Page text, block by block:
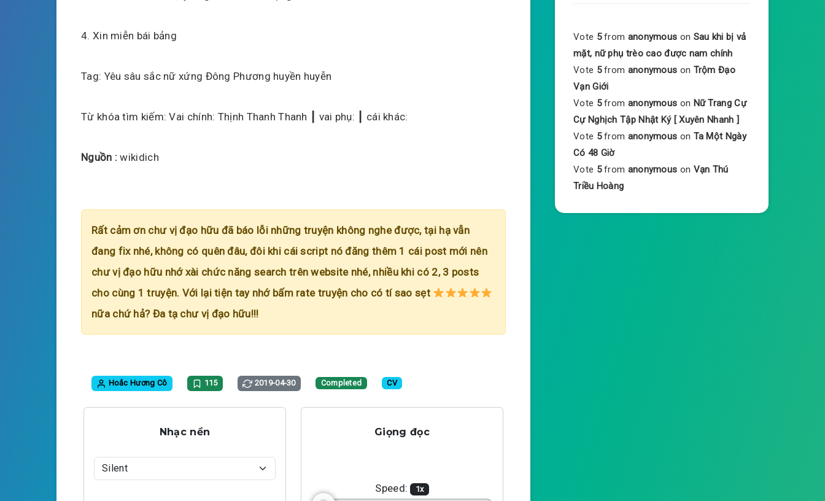
4. Xin miễn bái bảng
Tag: Yêu sâu sắc nữ xứng Đông Phương huyền huyễn
Từ khóa tìm kiếm: Vai chính: Thịnh Thanh Thanh ┃ vai phụ: ┃ cái khác:
Nguồn : wikidich
Rất cảm ơn chư vị đạo hữu đã báo lỗi những truyện không nghe được, tại hạ vẫn
đang fix nhé, không có quên đâu, đôi khi cái script nó đăng thêm 1 cái post mới nên
chư vị đạo hữu nhớ xài chức năng search trên website nhé, nhiều khi có 2, 3 posts
cho cùng 1 truyện. Với lại tiện tay nhớ bấm rate truyện cho có tí sao sẹt
nữa chứ hả? Đa tạ chư vị đạo hữu!!!
Hoắc Hương Cô 115 2019-04-30 Completed CV
Nhạc nền Giọng đọc
Speed: 1x
Vote 5 from anonymous on Sau khi bị vả
mặt, nữ phụ trèo cao được nam chính
Vote 5 from anonymous on Trộm Đạo
Vạn Giới
Vote 5 from anonymous on Nữ Trang Cự
Cự Nghịch Tập Nhật Ký [ Xuyên Nhanh ]
Vote 5 from anonymous on Ta Một Ngày
Có 48 Giờ
Vote 5 from anonymous on Vạn Thú
Triều Hoàng